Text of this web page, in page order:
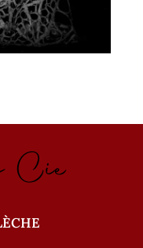
Cie